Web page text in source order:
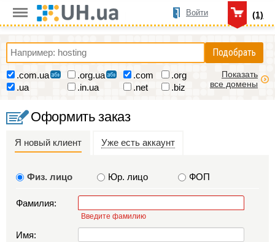
(1)
Войти
Подобрать
.com.ua .org.ua .com
.org
.ua
.in.ua .net .biz
Показать
все домены
Оформить заказ
Я новый клиент Уже есть аккаунт
Физ. лицо Юр. лицо ФОП
Фамилия:
Введите фамилию
Имя: